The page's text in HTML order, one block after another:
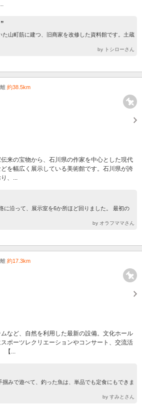
山町筋に建つ、旧商家を改修した資料館です。土蔵
by トシローさん
約38.5km
来の宝物から、石川県の作家を中心とした現代
を幅広く展示している美術館です。石川県が誇
、...
に沿って、展示室を6か所ほど回りました。 最初の
by オラフママさん
約17.3km
など、自然を利用した最新の設備。文化ホール
ポーツレクリエーションやコンサート、交流活
【...
みで遊べて、釣った魚は、単品でも定食にもできま
by すみとさん